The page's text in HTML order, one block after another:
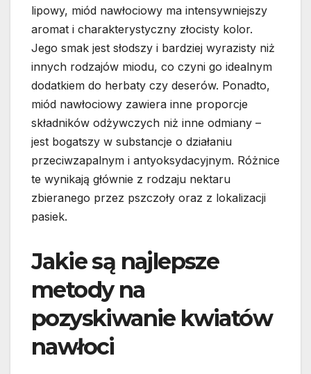
lipowy, miód nawłociowy ma intensywniejszy
aromat i charakterystyczny złocisty kolor.
Jego smak jest słodszy i bardziej wyrazisty niż
innych rodzajów miodu, co czyni go idealnym
dodatkiem do herbaty czy deserów. Ponadto,
miód nawłociowy zawiera inne proporcje
składników odżywczych niż inne odmiany –
jest bogatszy w substancje o działaniu
przeciwzapalnym i antyoksydacyjnym. Różnice
te wynikają głównie z rodzaju nektaru
zbieranego przez pszczoły oraz z lokalizacji
pasiek.
Jakie są najlepsze
metody na
pozyskiwanie kwiatów
nawłoci